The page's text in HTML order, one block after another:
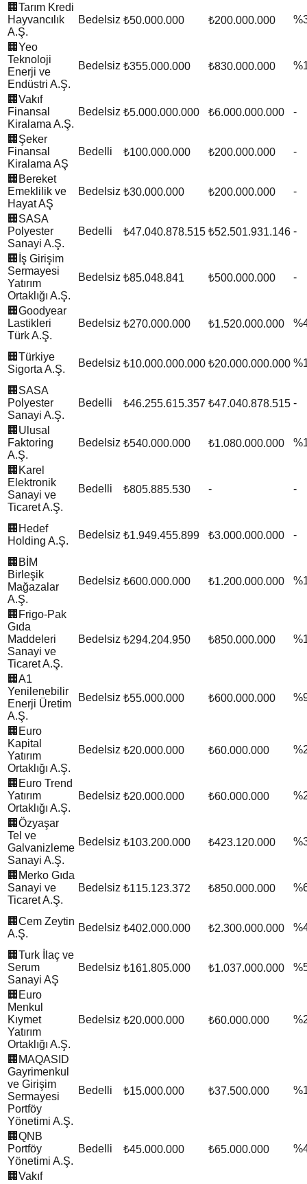
🏢 Tarım Kredi
Hayvancılık
A.Ş.
Bedelsiz ₺50.000.000 ₺200.000.000 %
🏢 Yeo
Teknoloji
Enerji ve
Endüstri A.Ş.
Bedelsiz ₺355.000.000 ₺830.000.000 %
🏢 Vakıf
Finansal
Kiralama A.Ş.
Bedelsiz ₺5.000.000.000 ₺6.000.000.000 -
🏢 Şeker
Finansal
Kiralama AŞ
Bedelli ₺100.000.000 ₺200.000.000 -
🏢 Bereket
Emeklilik ve
Hayat AŞ
Bedelsiz ₺30.000.000 ₺200.000.000 -
🏢 SASA
Polyester
Sanayi A.Ş.
Bedelli ₺47.040.878.515 ₺52.501.931.146 -
🏢 İş Girişim
Sermayesi
Yatırım
Ortaklığı A.Ş.
Bedelsiz ₺85.048.841 ₺500.000.000 -
🏢 Goodyear
Lastikleri
Türk A.Ş.
Bedelsiz ₺270.000.000 ₺1.520.000.000 %
🏢 Türkiye
Sigorta A.Ş.
Bedelsiz ₺10.000.000.000 ₺20.000.000.000 %
🏢 SASA
Polyester
Sanayi A.Ş.
Bedelli ₺46.255.615.357 ₺47.040.878.515 -
🏢 Ulusal
Faktoring
A.Ş.
Bedelsiz ₺540.000.000 ₺1.080.000.000 %
🏢 Karel
Elektronik
Sanayi ve
Ticaret A.Ş.
Bedelli ₺805.885.530 - -
🏢 Hedef
Holding A.Ş.
Bedelsiz ₺1.949.455.899 ₺3.000.000.000 -
🏢 BİM
Birleşik
Mağazalar
A.Ş.
Bedelsiz ₺600.000.000 ₺1.200.000.000 %
🏢 Frigo-Pak
Gıda
Maddeleri
Sanayi ve
Ticaret A.Ş.
Bedelsiz ₺294.204.950 ₺850.000.000 %
🏢 A1
Yenilenebilir
Enerji Üretim
A.Ş.
Bedelsiz ₺55.000.000 ₺600.000.000 %
🏢 Euro
Kapital
Yatırım
Ortaklığı A.Ş.
Bedelsiz ₺20.000.000 ₺60.000.000 %
🏢 Euro Trend
Yatırım
Ortaklığı A.Ş.
Bedelsiz ₺20.000.000 ₺60.000.000 %
🏢 Özyaşar
Tel ve
Galvanizleme
Sanayi A.Ş.
Bedelsiz ₺103.200.000 ₺423.120.000 %
🏢 Merko Gıda
Sanayi ve
Ticaret A.Ş.
Bedelsiz ₺115.123.372 ₺850.000.000 %
🏢 Cem Zeytin
A.Ş.
Bedelsiz ₺402.000.000 ₺2.300.000.000 %
🏢 Turk İlaç ve
Serum
Sanayi AŞ
Bedelsiz ₺161.805.000 ₺1.037.000.000 %
🏢 Euro
Menkul
Kıymet
Yatırım
Ortaklığı A.Ş.
Bedelsiz ₺20.000.000 ₺60.000.000 %
🏢 MAQASID
Gayrimenkul
ve Girişim
Sermayesi
Portföy
Yönetimi A.Ş.
Bedelli ₺15.000.000 ₺37.500.000 %
🏢 QNB
Portföy
Yönetimi A.Ş.
Bedelli ₺45.000.000 ₺65.000.000 %
🏢 Vakıf